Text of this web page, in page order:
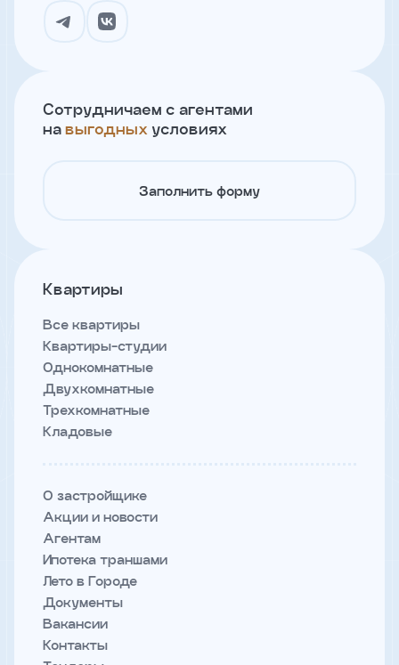
Сотрудничаем с агентами
на выгодных условиях
Заполнить форму
Квартиры
Все квартиры
Квартиры-студии
Однокомнатные
Двухкомнатные
Трехкомнатные
Кладовые
О застройщике
Акции и новости
Агентам
Ипотека траншами
Лето в Городе
Документы
Вакансии
Контакты
обработку
условиями
политики
конфиденциальности
Заявка
Скоро
свяжется
ответит
вопросы